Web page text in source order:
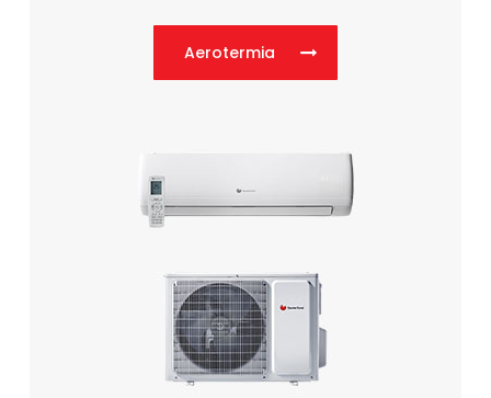
Aerotermia